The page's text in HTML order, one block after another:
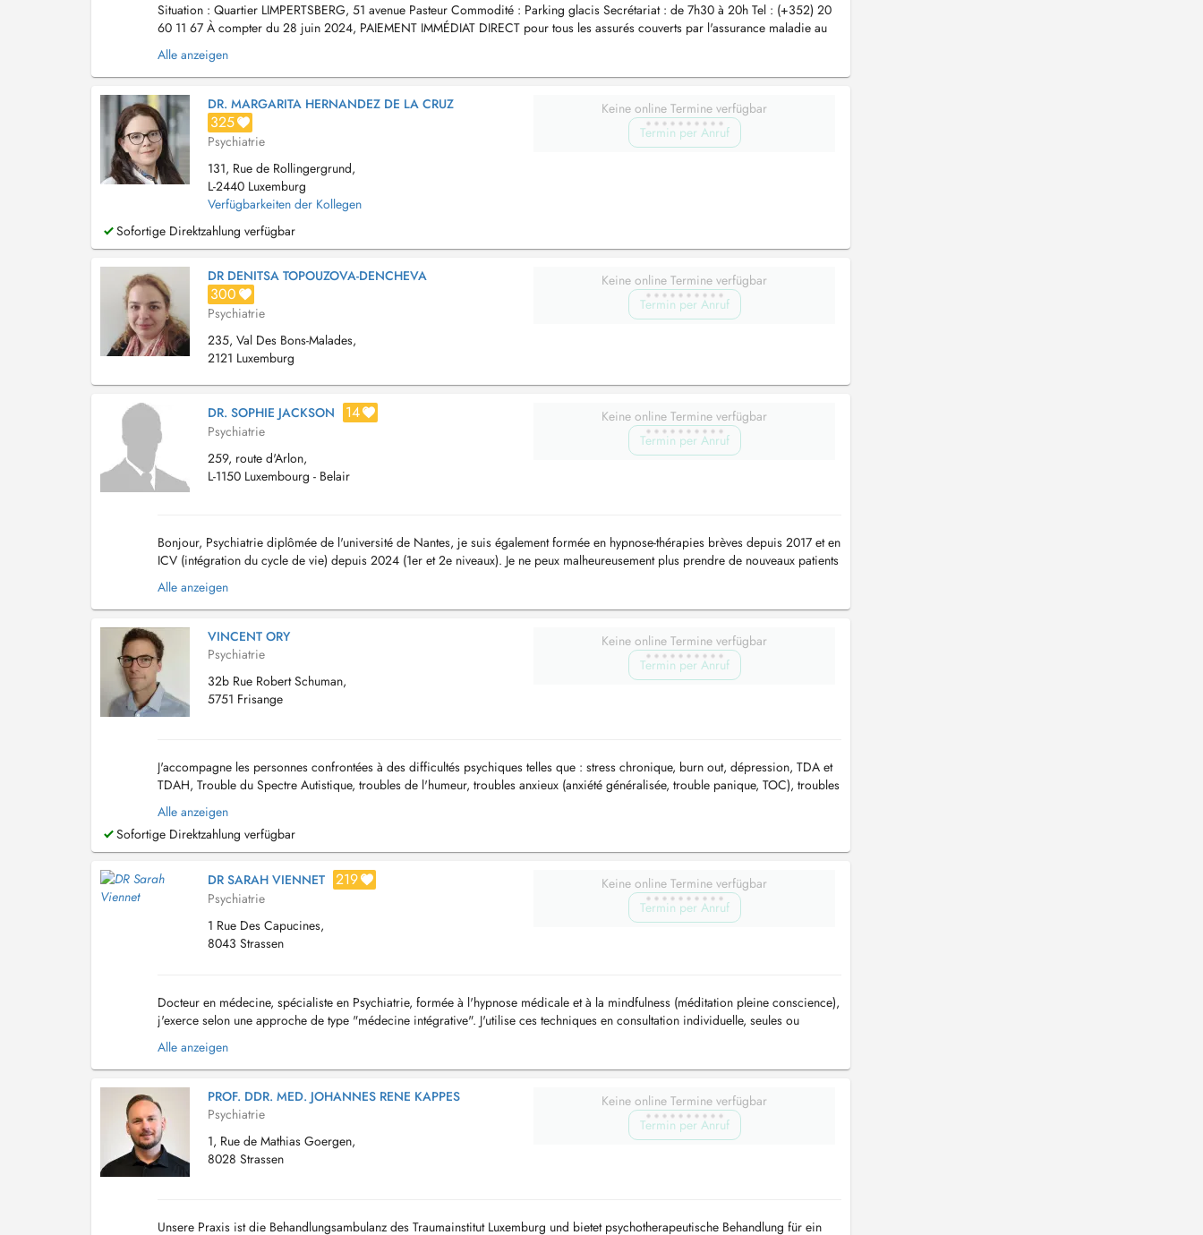
Situation : Quartier LIMPERTSBERG, 51 avenue Pasteur Commodité : Parking glacis Secrétariat : de 7h30 à 20h Tel : (+352) 20
60 11 67 À compter du 28 juin 2024, PAIEMENT IMMÉDIAT DIRECT pour tous les assurés couverts par l'assurance maladie au
Luxembourg (CNS, CMFEP, CMFEC, EMCFL). L'organisme...
Alle anzeigen
DR. MARGARITA HERNANDEZ DE LA CRUZ
325
Psychiatrie
131, Rue de Rollingergrund,
L-2440 Luxemburg
Verfügbarkeiten der Kollegen
Keine online Termine verfügbar
Termin per Anruf
Sofortige Direktzahlung verfügbar
DR DENITSA TOPOUZOVA-DENCHEVA
300
Psychiatrie
235, Val Des Bons-Malades,
2121 Luxemburg
Keine online Termine verfügbar
Termin per Anruf
DR. SOPHIE JACKSON 14
Psychiatrie
259, route d'Arlon,
L-1150 Luxembourg - Belair
Keine online Termine verfügbar
Termin per Anruf
Bonjour, Psychiatrie diplômée de l'université de Nantes, je suis également formée en hypnose-thérapies brèves depuis 2017 et en
ICV (intégration du cycle de vie) depuis 2024 (1er et 2e niveaux). Je ne peux malheureusement plus prendre de nouveaux patients
actuellement, si vous voulez être s...
Alle anzeigen
VINCENT ORY
Psychiatrie
32b Rue Robert Schuman,
5751 Frisange
Keine online Termine verfügbar
Termin per Anruf
J'accompagne les personnes confrontées à des difficultés psychiques telles que : stress chronique, burn out, dépression, TDA et
TDAH, Trouble du Spectre Autistique, troubles de l'humeur, troubles anxieux (anxiété généralisée, trouble panique, TOC), troubles
psychotiques, troubles de I'adaptation....
Alle anzeigen
Sofortige Direktzahlung verfügbar
DR SARAH VIENNET 219
Psychiatrie
1 Rue Des Capucines,
8043 Strassen
Keine online Termine verfügbar
Termin per Anruf
Docteur en médecine, spécialiste en Psychiatrie, formée à l'hypnose médicale et à la mindfulness (méditation pleine conscience),
j'exerce selon une approche de type "médecine intégrative". J'utilise ces techniques en consultation individuelle, seules ou
associées à d'autres techniques cognitivo-com...
Alle anzeigen
PROF. DDR. MED. JOHANNES RENE KAPPES
Psychiatrie
1, Rue de Mathias Goergen,
8028 Strassen
Keine online Termine verfügbar
Termin per Anruf
Unsere Praxis ist die Behandlungsambulanz des Traumainstitut Luxemburg und bietet psychotherapeutische Behandlung für ein